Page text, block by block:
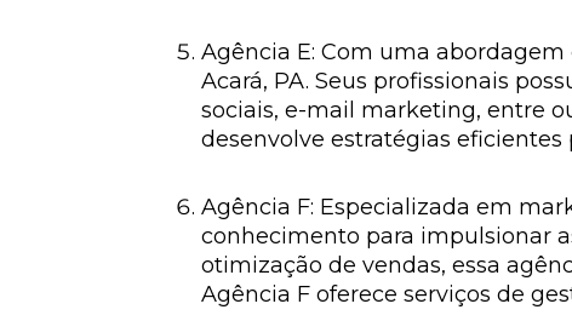
Agência E: Com uma
Acará, PA. Seus profissionais
sociais, e-mail marketing, entre
desenvolve estratégias eficientes
Agência F: Especializada em
conhecimento para impulsionar
otimização de vendas, essa
Agência F oferece serviços de